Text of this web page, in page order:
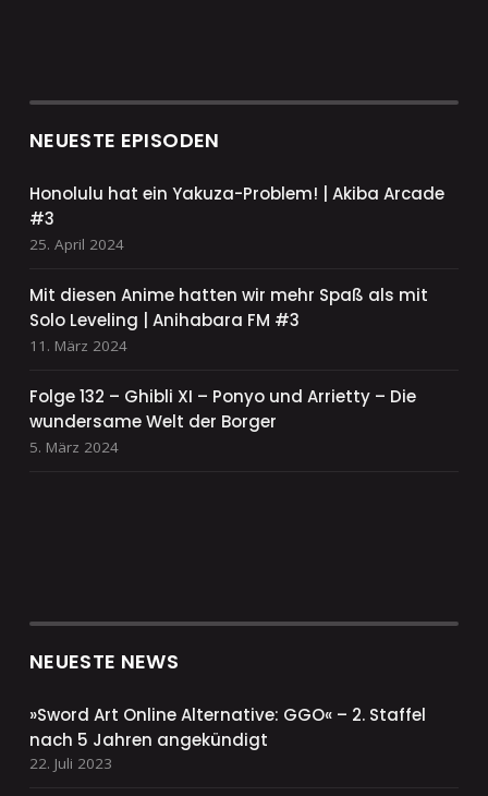
NEUESTE EPISODEN
Honolulu hat ein Yakuza-Problem! | Akiba Arcade
#3
25. April 2024
Mit diesen Anime hatten wir mehr Spaß als mit
Solo Leveling | Anihabara FM #3
11. März 2024
Folge 132 – Ghibli XI – Ponyo und Arrietty – Die
wundersame Welt der Borger
5. März 2024
NEUESTE NEWS
»Sword Art Online Alternative: GGO« – 2. Staffel
nach 5 Jahren angekündigt
22. Juli 2023